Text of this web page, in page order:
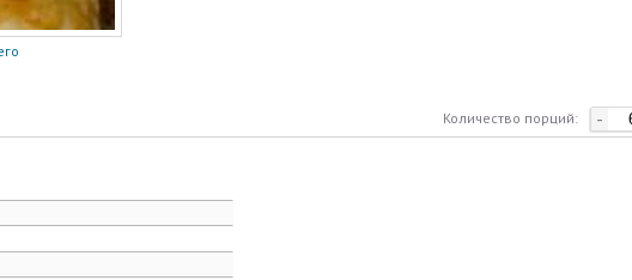
-
Количество порций: